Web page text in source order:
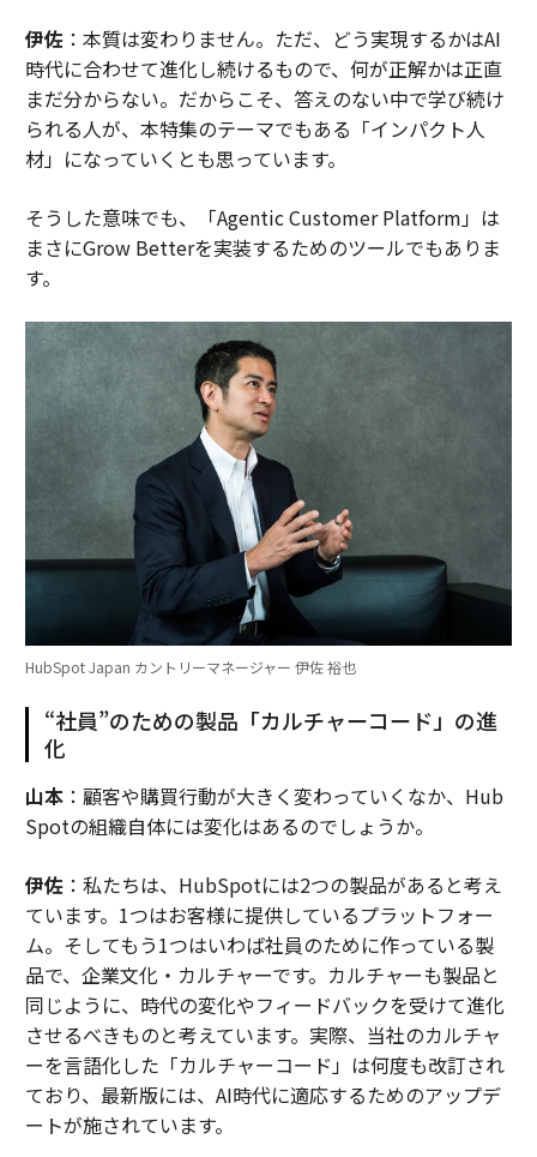
伊佐：本質は変わりません。ただ、どう実現するかはAI
時代に合わせて進化し続けるもので、何が正解かは正直
まだ分からない。だからこそ、答えのない中で学び続け
られる人が、本特集のテーマでもある「インパクト人
材」になっていくとも思っています。
そうした意味でも、「Agentic Customer Platform」は
まさにGrow Betterを実装するためのツールでもありま
す。
HubSpot Japan カントリーマネージャー 伊佐 裕也
“社員”のための製品「カルチャーコード」の進
化
山本：顧客や購買行動が大きく変わっていくなか、Hub
Spotの組織自体には変化はあるのでしょうか。
伊佐：私たちは、HubSpotには2つの製品があると考え
ています。1つはお客様に提供しているプラットフォー
ム。そしてもう1つはいわば社員のために作っている製
品で、企業文化・カルチャーです。カルチャーも製品と
同じように、時代の変化やフィードバックを受けて進化
させるべきものと考えています。実際、当社のカルチャ
ーを言語化した「カルチャーコード」は何度も改訂され
ており、最新版には、AI時代に適応するためのアップデ
ートが施されています。